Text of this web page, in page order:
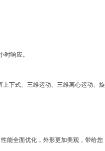
响应。
下式、三维运动、三维离心运动、旋
能全面优化，外形更加美观，带给您